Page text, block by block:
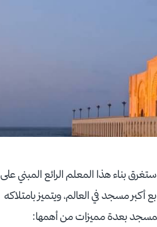
بناء هذا المعلم الرائع المبني على
مسجد في العالم، ويتميز بامتلاكه